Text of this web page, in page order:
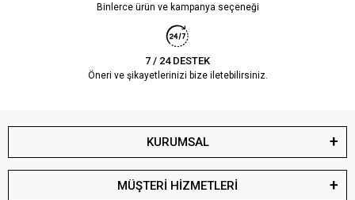
Binlerce ürün ve kampanya seçeneği
7 / 24 DESTEK
Öneri ve şikayetlerinizi bize iletebilirsiniz.
KURUMSAL
MÜŞTERİ HİZMETLERİ